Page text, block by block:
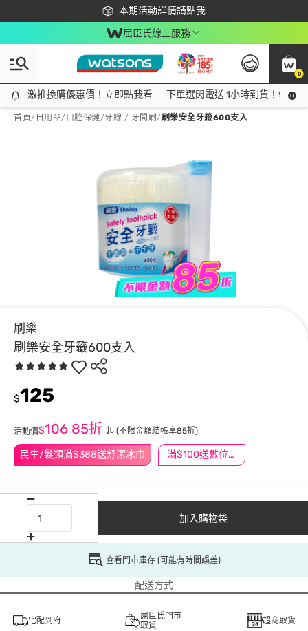
本期活動詳情請點我
下載app最高回饋$350
屈臣氏線上服務
0
激推換購優惠價！立即點我看
激推換購優惠價！立即點我看 下單選閃電送 1小時到貨！領神
首頁/ 日用品/ 口腔保健/牙線 / 牙間刷 /刷樂安全牙籤600支入
刷樂
刷樂安全牙籤600支入
民生/髮類滿$388送舒潔冰巾 滿$100送數位印花
$125
活動價$106 85折 起 (不限金額結帳享85折)
加入購物袋
查看門市庫存 (可能有時間誤差)
配送方式
宅配到府
屈臣氏門市
取貨
超商取貨